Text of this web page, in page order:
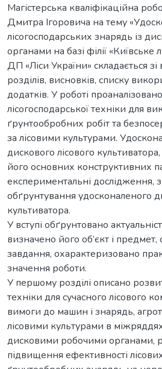
Магістерська кваліфікаційна
Дмитра Ігоровича на тему
лісогосподарських знарядь із
органами на базі філії «Київське
ДП «Ліси України» складається зі
розділів, висновків, списку
додатків. У роботі
лісогосподарської техніки для
ґрунтообробних робіт та
за лісовими культурами.
дискового лісового
його основних конструктивних
експериментальні дослідження,
обґрунтування удосконаленого
культиватора.
У вступі обґрунтовано
визначено його об’єкт і
завдання, охарактеризовано
значення роботи.
У першому розділі описано
техніки для сучасного лісового
вимоги до машин і знарядь,
лісовими культурами в
дисковими робочими органами,
підвищення ефективності